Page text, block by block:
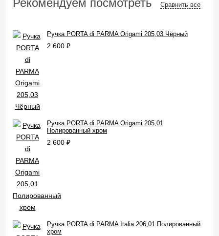
Рекомендуем посмотреть Сравнить все
Ручка PORTA di PARMA Origami 205,03 Чёрный
2 600 ₽
Ручка PORTA di PARMA Origami 205,01
Полированный хром
2 600 ₽
Ручка PORTA di PARMA Italia 206,01 Полированный
хром